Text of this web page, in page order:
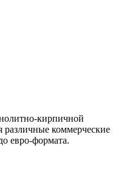
кирпичной
различные коммерческие
евро-формата.